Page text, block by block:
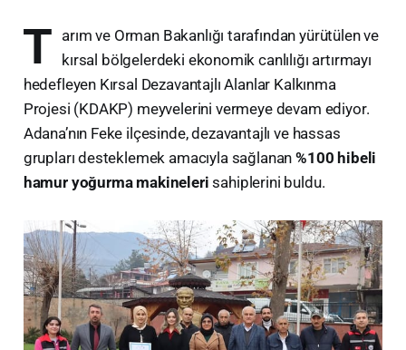
T arım ve Orman Bakanlığı tarafından yürütülen ve
kırsal bölgelerdeki ekonomik canlılığı artırmayı
hedefleyen Kırsal Dezavantajlı Alanlar Kalkınma
Projesi (KDAKP) meyvelerini vermeye devam ediyor.
Adana’nın Feke ilçesinde, dezavantajlı ve hassas
grupları desteklemek amacıyla sağlanan%100 hibeli
hamur yoğurma makineleri sahiplerini buldu.